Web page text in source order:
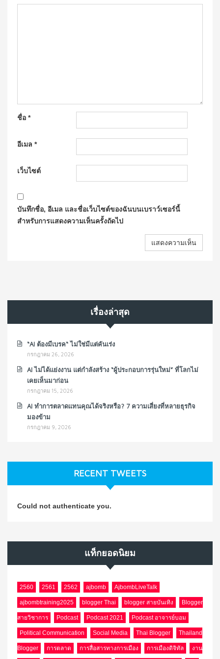
ชื่อ *
อีเมล *
เว็บไซต์
บันทึกชื่อ, อีเมล และชื่อเว็บไซต์ของฉันบนเบราว์เซอร์นี้
สำหรับการแสดงความเห็นครั้งถัดไป
เรื่องล่าสุด
“AI ต้องมีเบรค“ ไม่ใช่มีแต่คันเร่ง
กรกฎาคม 26, 2026
AI ไม่ได้แย่งงาน แต่กำลังสร้าง “ผู้ประกอบการรุ่นใหม่” ที่โลกไม่
เคยเห็นมาก่อน
กรกฎาคม 15, 2026
AI ทำการตลาดแทนคุณได้จริงหรือ? 7 ความเสี่ยงที่หลายธุรกิจ
มองข้าม
กรกฎาคม 9, 2026
RECENT TWEETS
Could not authenticate you.
แท็กยอดนิยม
2560 2561 2562 ajbomb AjbombLiveTalk
ajbombtraining2025 blogger Thai blogger สายบันเทิง Blogger
สายวิชาการ Podcast Podcast 2021 Podcast อาจารย์บอม
Political Communication Social Media Thai Blogger Thailand
Blogger การตลาด การสื่อสารทางการเมือง การเมืองดิจิทัล งาน